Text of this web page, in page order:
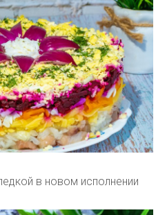
в новом исполнении